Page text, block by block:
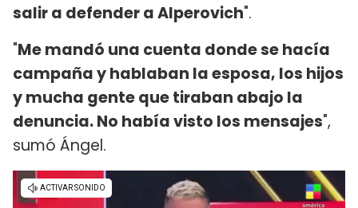
salir a defender a Alperovich".
"Me mandó una cuenta donde se hacía
campaña y hablaban la esposa, los hijos
y mucha gente que tiraban abajo la
denuncia. No había visto los mensajes",
sumó Ángel.